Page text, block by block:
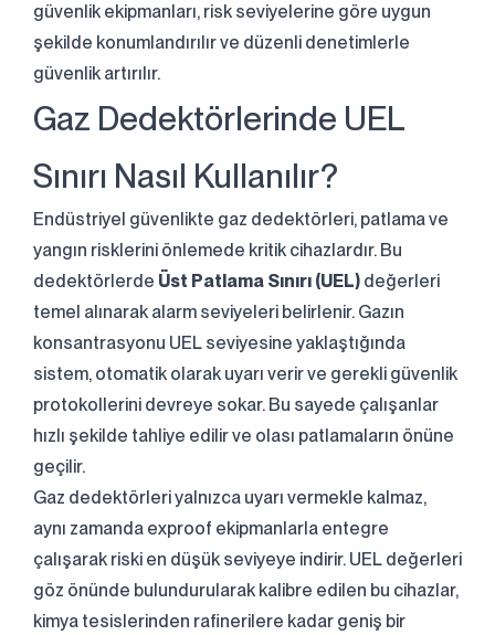
Sürekli Olarak
Bizimle İletişime Geçin!
+90 (216) 514 80 69
güvenlik ekipmanları, risk seviyelerine göre uygun
şekilde konumlandırılır ve düzenli denetimlerle
güvenlik artırılır.
Gaz Dedektörlerinde UEL
Sınırı Nasıl Kullanılır?
Endüstriyel güvenlikte gaz dedektörleri, patlama ve
yangın risklerini önlemede kritik cihazlardır. Bu
dedektörlerde Üst Patlama Sınırı (UEL) değerleri
temel alınarak alarm seviyeleri belirlenir. Gazın
konsantrasyonu UEL seviyesine yaklaştığında
sistem, otomatik olarak uyarı verir ve gerekli güvenlik
protokollerini devreye sokar. Bu sayede çalışanlar
hızlı şekilde tahliye edilir ve olası patlamaların önüne
geçilir.
Gaz dedektörleri yalnızca uyarı vermekle kalmaz,
aynı zamanda exproof ekipmanlarla entegre
çalışarak riski en düşük seviyeye indirir. UEL değerleri
göz önünde bulundurularak kalibre edilen bu cihazlar,
kimya tesislerinden rafinerilere kadar geniş bir